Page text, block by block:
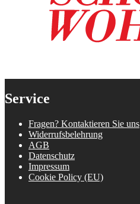
Service
Fragen? Kontaktieren Sie uns
Widerrufsbelehrung
AGB
Datenschutz
Impressum
Cookie Policy (EU)